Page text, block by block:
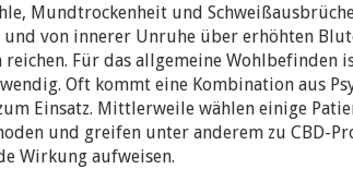
Mundtrockenheit und
und von innerer Unruhe über erhöhten
Für das allgemeine Wohlbefinden
Oft kommt eine Kombination aus
Einsatz. Mittlerweile wählen einige
und greifen unter anderem zu CBD-
Wirkung aufweisen.